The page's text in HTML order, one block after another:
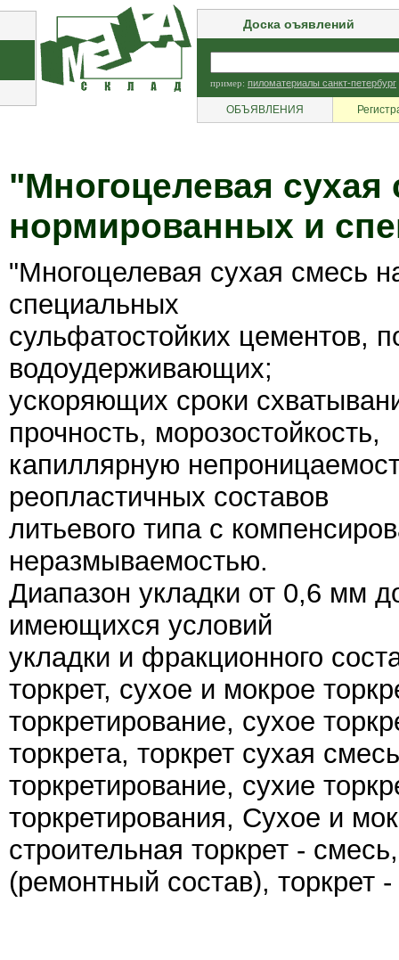
Доска оъявлений
пример: пиломатериалы санкт-петербург
ОБЪЯВЛЕНИЯ
"Многоцелевая сухая
нормированных и
"Многоцелевая сухая смесь
специальных
сульфатостойких цементов,
водоудерживающих;
ускоряющих сроки
прочность, морозостойкость,
капиллярную
реопластичных составов
литьевого типа с
неразмываемостью.
Диапазон укладки от 0,6 мм
имеющихся условий
укладки и фракционного
торкрет, сухое и мокрое
торкретирование, сухое
торкрета, торкрет сухая
торкретирование, сухие
торкретирования, Сухое и
строительная торкрет -
(ремонтный состав), торкрет